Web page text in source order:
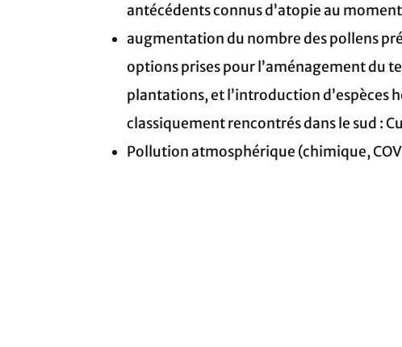
antécédents connus d’atopie au
augmentation du nombre des pollens
options prises pour l’aménagement du
plantations, et l’introduction d’espèces
classiquement rencontrés dans le sud :
Pollution atmosphérique (chimique,